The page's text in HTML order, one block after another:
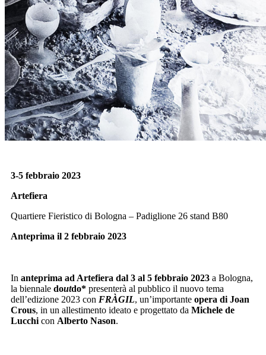
3-5 febbraio 2023
Artefiera
Quartiere Fieristico di Bologna – Padiglione 26 stand B80
Anteprima il 2 febbraio 2023
In anteprima ad Artefiera dal 3 al 5 febbraio 2023 a Bologna,
la biennale doutdo* presenterà al pubblico il nuovo tema
dell’edizione 2023 con FRÀGIL, un’importante opera di Joan
Crous, in un allestimento ideato e progettato da Michele de
Lucchi con Alberto Nason.